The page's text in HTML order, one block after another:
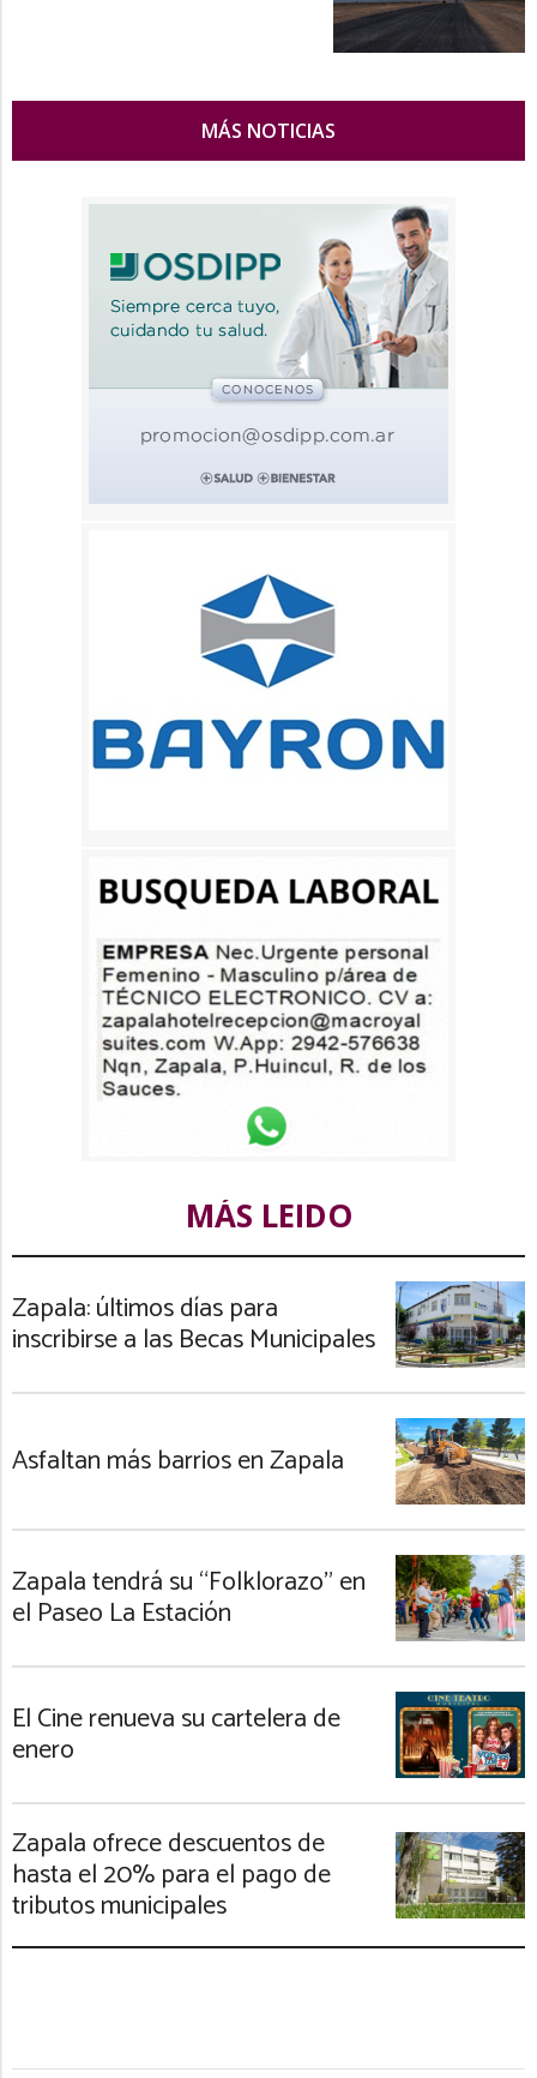
MÁS NOTICIAS
MÁS LEIDO
Zapala: últimos días para
inscribirse a las Becas Municipales
Asfaltan más barrios en Zapala
Zapala tendrá su “Folklorazo” en
el Paseo La Estación
El Cine renueva su cartelera de
enero
Zapala ofrece descuentos de
hasta el 20% para el pago de
tributos municipales